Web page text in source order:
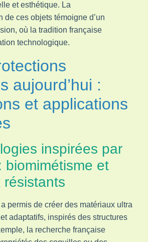
et esthétique. La
de ces objets témoigne d’un
où la tradition française
technologique.
aujourd’hui :
et applications
inspirées par
biomimétisme et
résistants
permis de créer des matériaux ultra
adaptatifs, inspirés des structures
la recherche française